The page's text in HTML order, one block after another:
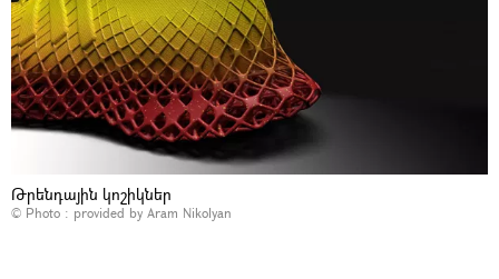
Թրենդային կոշիկներ
© Photo : provided by Aram Nikolyan